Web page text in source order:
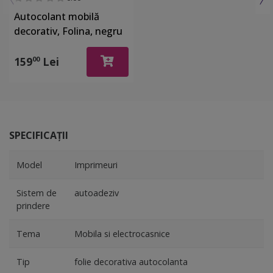
Autocolant mobilă
decorativ, Folina, negru
mat cu model embosat,
rolă de 75x300 cm
15900Lei
SPECIFICAȚII
Model Imprimeuri
Sistem de
prindere
autoadeziv
Tema Mobila si electrocasnice
Tip folie decorativa autocolanta